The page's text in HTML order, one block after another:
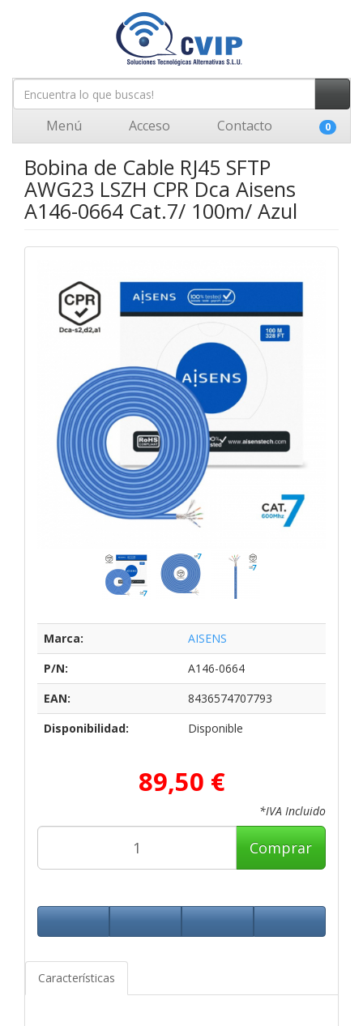
Menú Acceso Contacto 0
Bobina de Cable RJ45 SFTP
AWG23 LSZH CPR Dca Aisens
A146-0664 Cat.7/ 100m/ Azul
Marca:
AISENS
P/N:
A146-0664
EAN:
8436574707793
Disponibilidad:
Disponible
89,50 €
*IVA Incluido
Comprar
Características